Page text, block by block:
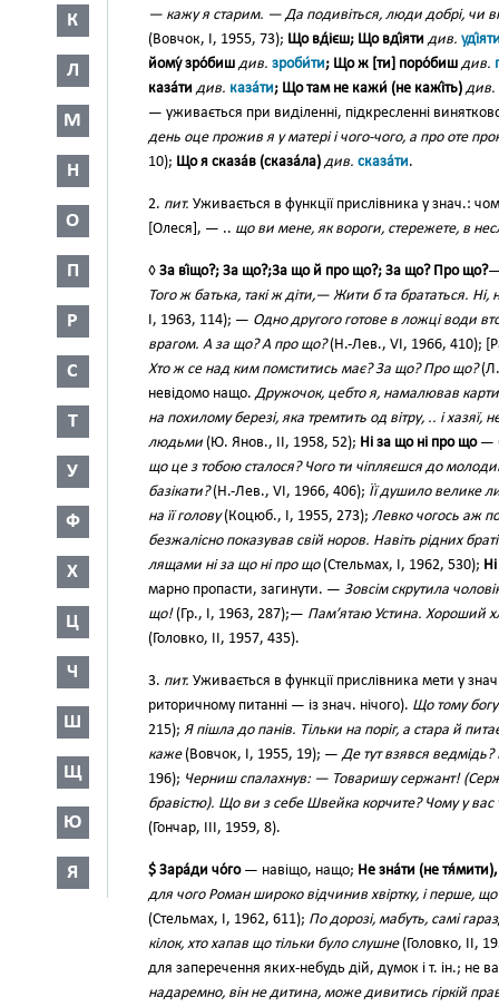
К
Л
М
Н
О
П
Р
С
Т
У
Ф
Х
Ц
Ч
Ш
Щ
Ю
Я
— кажу я старим. — Да подивіться, люди добрі, чи
(Вовчок, І, 1955, 73); Що вд́ієш; Що вді́яти див.
йому́ зро́биш див. зроби́ти; Що ж [ти] поро́биш див.
каза́ти див. каза́ти; Що там не кажи́ (не кажі́ть) див.
— уживається при виділенні, підкресленні
день оце прожив я у матері і чого-чого, а про оте
10); Що я сказа́в (сказа́ла) див. сказа́ти.
2. пит. Уживається в функції прислівника у знач.:
[Олеся], — .. що ви мене, як вороги, стережете, в
◊ За ві́що?; За що?;3а що й про що?; За що? Про що?—
Того ж батька, такі ж діти,— Жити б та брататься. Ні,
І, 1963, 114); — Одно другого готове в ложці води
врагом. А за що? А про що?(Н.-Лев., VI, 1966, 410);
Хто ж се над ким помститись має? За що? Про що?(Л.
невідомо нащо. Дружочок, цебто я, намалював
на похилому березі, яка тремтить од вітру, .. і хазяї,
людьми (Ю. Янов., II, 1958, 52); Ні за що ні про що—
що це з тобою сталося? Чого ти чіпляєшся до
базікати?(Н.-Лев., VI, 1966, 406); Її душило велике
на її голову(Коцюб., І, 1955, 273); Левко чогось аж
безжалісно показував свій норов. Навіть рідних
лящами ні за що ні про що(Стельмах, І, 1962, 530);
марно пропасти, загинути. — Зовсім скрутила
що!(Гр., І, 1963, 287);— Пам’ятаю Устина. Хороший
(Головко, II, 1957, 435).
3. пит. Уживається в функції прислівника мети у
риторичному питанні — із знач. нічого). Що тому
215); Я пішла до панів. Тільки на поріг, а стара й
каже(Вовчок, І, 1955, 19); — Де тут взявся
196); Черниш спалахнув: — Товаришу сержант!
бравістю). Що ви з себе Швейка корчите? Чому у
(Гончар, III, 1959, 8).
$ Зара́ди чо́го— навіщо, нащо; Не зна́ти (не
для чого Роман широко відчинив хвіртку, і перше,
(Стельмах, І, 1962, 611); По дорозі, мабуть, самі
кілок, хто хапав що тільки було слушне(Головко, II,
для заперечення яких-небудь дій, думок і т. ін.; не
надаремно, він не дитина, може дивитись гіркій